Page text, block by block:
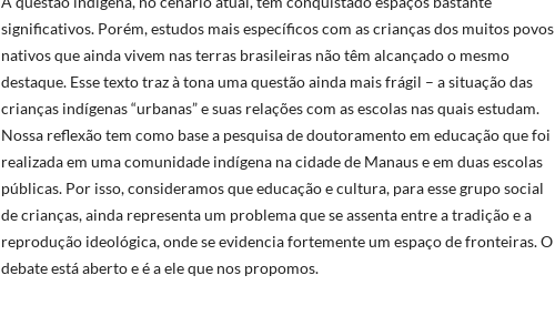
significativos. Porém, estudos mais específicos com as crianças dos muitos povos
nativos que ainda vivem nas terras brasileiras não têm alcançado o mesmo
destaque. Esse texto traz à tona uma questão ainda mais frágil – a situação das
crianças indígenas “urbanas” e suas relações com as escolas nas quais estudam.
Nossa reflexão tem como base a pesquisa de doutoramento em educação que foi
realizada em uma comunidade indígena na cidade de Manaus e em duas escolas
públicas. Por isso, consideramos que educação e cultura, para esse grupo social
de crianças, ainda representa um problema que se assenta entre a tradição e a
reprodução ideológica, onde se evidencia fortemente um espaço de fronteiras. O
debate está aberto e é a ele que nos propomos.